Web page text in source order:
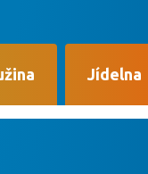
Jídelna